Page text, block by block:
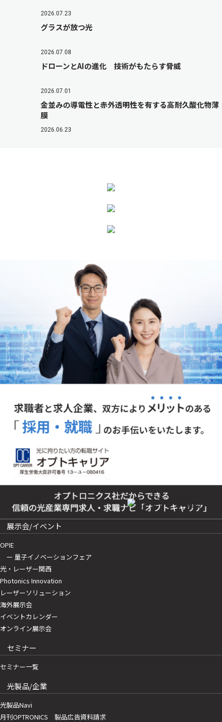
2026.07.23
グラスが放つ光
2026.07.08
ドローンとAIの進化 技術がもたらす脅威
2026.07.01
金並みの導電性と赤外透明性を有する高耐久酸化物薄
膜
2026.06.23
展示会/イベント
OPIE
ー 量子イノベーションフェア
光・レーザー関西
Photonics Innovation
レーザーソリューション
海外展示会
イベントカレンダー
オンライン展示会
セミナー
セミナー一覧
光製品/企業
光製品Navi
月刊OPTRONICS 製品広告資料請求